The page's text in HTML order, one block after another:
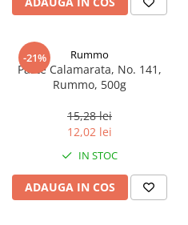
-21% Rummo
Paste Calamarata, No. 141,
Rummo, 500g
15,28 lei
12,02 lei
IN STOC
ADAUGA IN COS